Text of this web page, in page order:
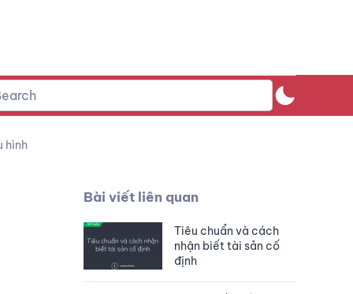
hình
Bài viết liên quan
Tiêu chuẩn và cách
nhận biết tài sản cố
định